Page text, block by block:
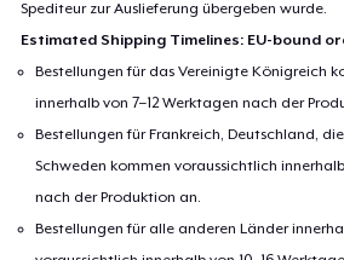
Spediteur zur Auslieferung übergeben wurde.
Estimated Shipping Timelines: EU-bound
Bestellungen für das Vereinigte Königreich
innerhalb von 7–12 Werktagen nach der
Bestellungen für Frankreich, Deutschland,
Schweden kommen voraussichtlich
nach der Produktion an.
Bestellungen für alle anderen Länder